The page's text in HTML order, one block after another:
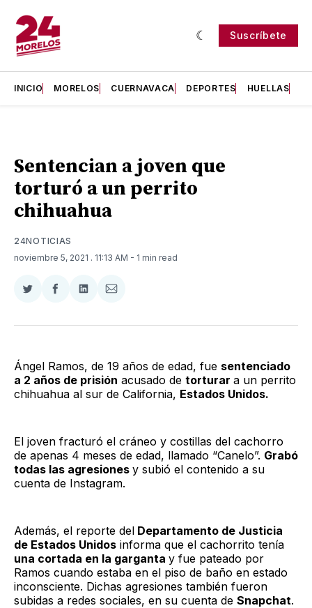
Suscríbete
INICIO MORELOS CUERNAVACA DEPORTES HUELLAS
Sentencian a joven que
torturó a un perrito
chihuahua
24NOTICIAS
noviembre 5, 2021 . 11:13 AM - 1 min read
Compartir
Twitter
Compartir
Facebook
Compartir
LinkedIn
Compartir
Email
Ángel Ramos, de 19 años de edad, fue sentenciado
a 2 años de prisión acusado de torturar a un perrito
chihuahua al sur de California, Estados Unidos.
El joven fracturó el cráneo y costillas del cachorro
de apenas 4 meses de edad, llamado “Canelo”. Grabó
todas las agresiones y subió el contenido a su
cuenta de Instagram.
Además, el reporte del Departamento de Justicia
de Estados Unidos informa que el cachorrito tenía
una cortada en la garganta y fue pateado por
Ramos cuando estaba en el piso de baño en estado
inconsciente. Dichas agresiones también fueron
subidas a redes sociales, en su cuenta de Snapchat.